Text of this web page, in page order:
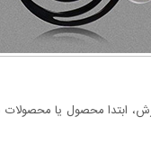
ابتدا محصول یا محصولات